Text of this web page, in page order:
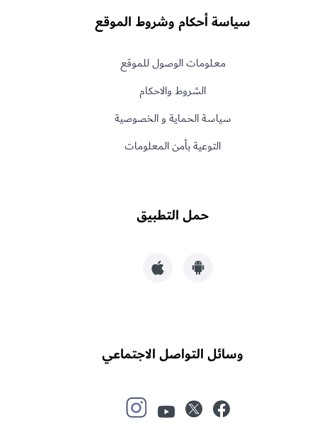
سياسة أحكام وشروط الموقع
معـلومات الوصول للموقع
الشروط والاحكام
سياسة الحماية و الخصوصية
التوعية بأمن المعلومات
حمل التطبيق
وسائل التواصل الاجتماعي